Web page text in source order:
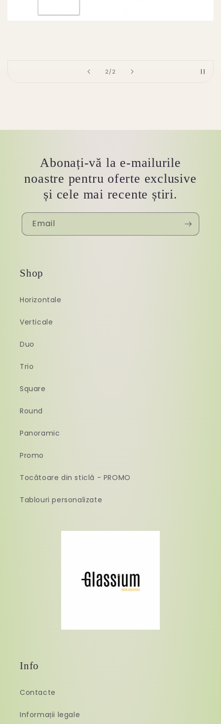
2 /of
2
Abonați-vă la e-mailurile
noastre pentru oferte exclusive
și cele mai recente știri.
Email
Shop
Horizontale
Verticale
Duo
Trio
Square
Round
Panoramic
Promo
Tocătoare din sticlă - PROMO
Tablouri personalizate
Info
Contacte
Informații legale